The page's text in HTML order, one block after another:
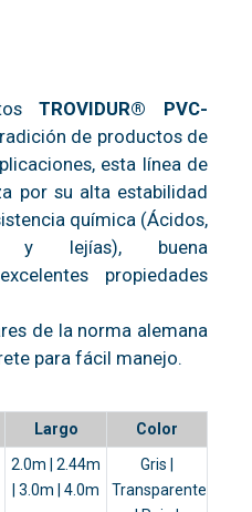
TROVIDUR® PVC-
de productos de
esta línea de
por su alta estabilidad
química (Ácidos,
y lejías), buena
propiedades
de la norma alemana
para fácil manejo.
Largo
Color
2.0m | 2.44m
| 3.0m | 4.0m
Gris |
Transparente